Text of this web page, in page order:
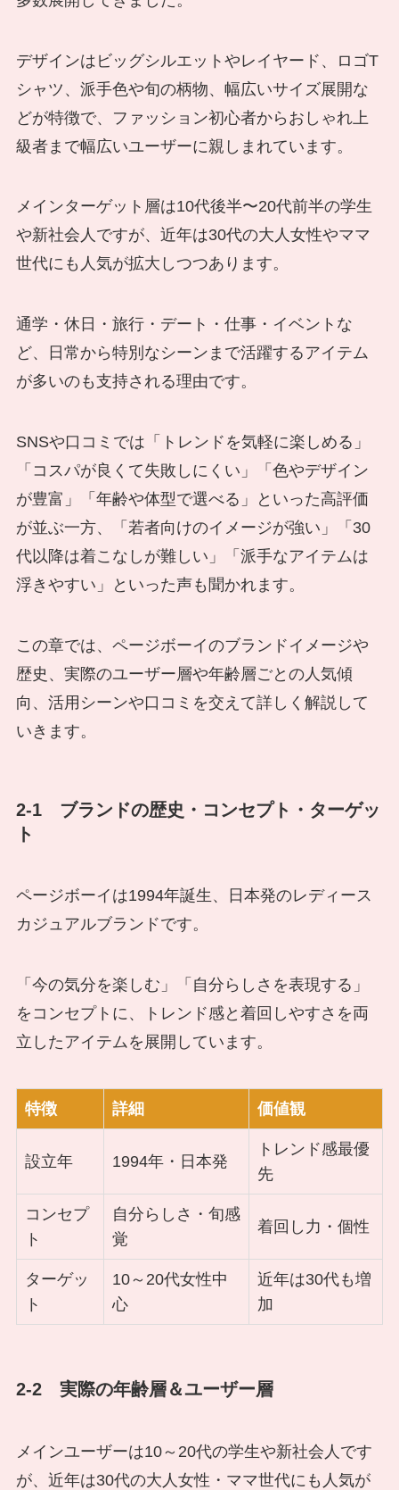
デザインはビッグシルエットやレイヤード、ロゴT
シャツ、派手色や旬の柄物、幅広いサイズ展開な
どが特徴で、ファッション初心者からおしゃれ上
級者まで幅広いユーザーに親しまれています。
メインターゲット層は10代後半〜20代前半の学生
や新社会人ですが、近年は30代の大人女性やママ
世代にも人気が拡大しつつあります。
通学・休日・旅行・デート・仕事・イベントな
ど、日常から特別なシーンまで活躍するアイテム
が多いのも支持される理由です。
SNSや口コミでは「トレンドを気軽に楽しめる」
「コスパが良くて失敗しにくい」「色やデザイン
が豊富」「年齢や体型で選べる」といった高評価
が並ぶ一方、「若者向けのイメージが強い」「30
代以降は着こなしが難しい」「派手なアイテムは
浮きやすい」といった声も聞かれます。
この章では、ページボーイのブランドイメージや
歴史、実際のユーザー層や年齢層ごとの人気傾
向、活用シーンや口コミを交えて詳しく解説して
いきます。
2-1 ブランドの歴史・コンセプト・ターゲッ
ト
ページボーイは1994年誕生、日本発のレディース
カジュアルブランドです。
「今の気分を楽しむ」「自分らしさを表現する」
をコンセプトに、トレンド感と着回しやすさを両
立したアイテムを展開しています。
特徴 詳細 価値観
設立年 1994年・日本発
トレンド感最優
先
コンセプ
ト
自分らしさ・旬感
覚
着回し力・個性
ターゲッ
ト
10～20代女性中
心
近年は30代も増
加
2-2 実際の年齢層＆ユーザー層
メインユーザーは10～20代の学生や新社会人です
が、近年は30代の大人女性・ママ世代にも人気が